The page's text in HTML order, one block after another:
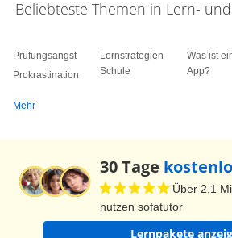
Beliebteste Themen in Lern-
Prüfungsangst
Prokrastination
Lernstrategien
Schule
Was ist
App?
Mehr
30 Tage
Über 2,1
nutzen sofatutor
Lernpakete